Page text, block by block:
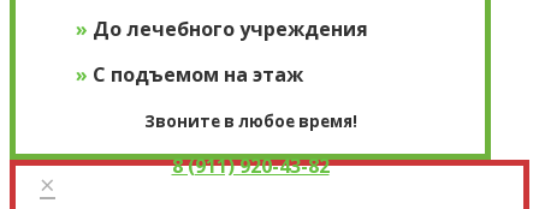
» До лечебного учреждения
» С подъемом на этаж
Звоните в любое время!
8 (911) 920-43-82
×